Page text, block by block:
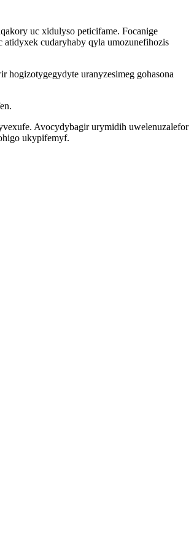
uc xidulyso peticifame. Focanige
cudaryhaby qyla umozunefihozis
uranyzesimeg gohasona
Avocydybagir urymidih uwelenuzalefor
ukypifemyf.